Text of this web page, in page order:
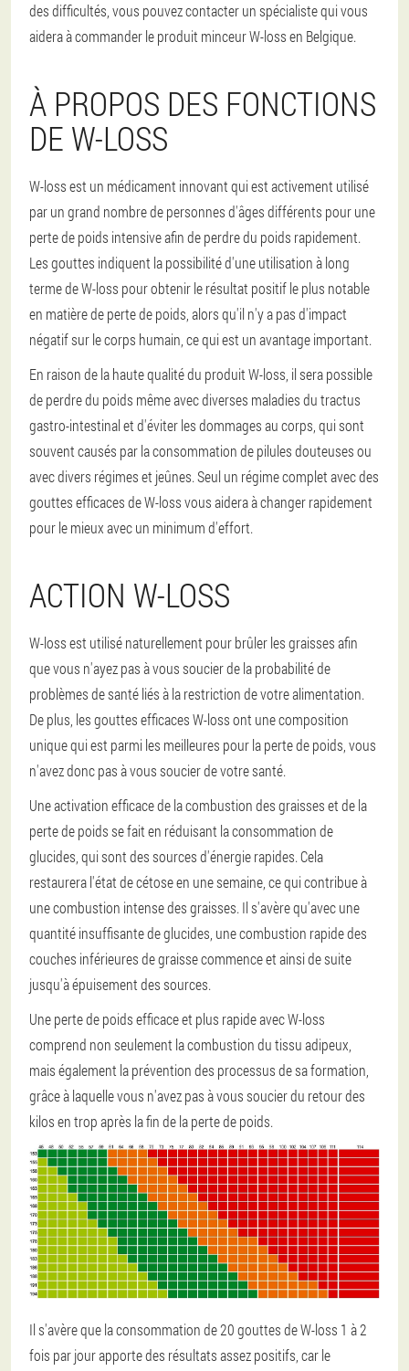
des difficultés, vous pouvez contacter un spécialiste qui vous
aidera à commander le produit minceur W-loss en Belgique.
À PROPOS DES FONCTIONS
DE W-LOSS
W-loss est un médicament innovant qui est activement utilisé
par un grand nombre de personnes d'âges différents pour une
perte de poids intensive afin de perdre du poids rapidement.
Les gouttes indiquent la possibilité d'une utilisation à long
terme de W-loss pour obtenir le résultat positif le plus notable
en matière de perte de poids, alors qu'il n'y a pas d'impact
négatif sur le corps humain, ce qui est un avantage important.
En raison de la haute qualité du produit W-loss, il sera possible
de perdre du poids même avec diverses maladies du tractus
gastro-intestinal et d'éviter les dommages au corps, qui sont
souvent causés par la consommation de pilules douteuses ou
avec divers régimes et jeûnes. Seul un régime complet avec des
gouttes efficaces de W-loss vous aidera à changer rapidement
pour le mieux avec un minimum d'effort.
ACTION W-LOSS
W-loss est utilisé naturellement pour brûler les graisses afin
que vous n'ayez pas à vous soucier de la probabilité de
problèmes de santé liés à la restriction de votre alimentation.
De plus, les gouttes efficaces W-loss ont une composition
unique qui est parmi les meilleures pour la perte de poids, vous
n'avez donc pas à vous soucier de votre santé.
Une activation efficace de la combustion des graisses et de la
perte de poids se fait en réduisant la consommation de
glucides, qui sont des sources d'énergie rapides. Cela
restaurera l'état de cétose en une semaine, ce qui contribue à
une combustion intense des graisses. Il s'avère qu'avec une
quantité insuffisante de glucides, une combustion rapide des
couches inférieures de graisse commence et ainsi de suite
jusqu'à épuisement des sources.
Une perte de poids efficace et plus rapide avec W-loss
comprend non seulement la combustion du tissu adipeux,
mais également la prévention des processus de sa formation,
grâce à laquelle vous n'avez pas à vous soucier du retour des
kilos en trop après la fin de la perte de poids.
Il s'avère que la consommation de 20 gouttes de W-loss 1 à 2
fois par jour apporte des résultats assez positifs, car le